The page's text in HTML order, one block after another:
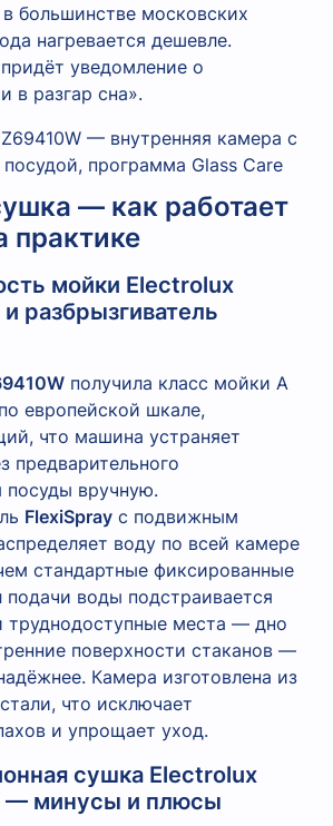
большинстве московских
нагревается дешевле.
уведомление о
в разгар сна».
— как работает
практике
мойки Electrolux
разбрызгиватель
получила класс мойки A
европейской шкале,
что машина устраняет
предварительного
посуды вручную.
FlexiSpray с подвижным
воду по всей камере
стандартные фиксированные
подачи воды подстраивается
труднодоступные места — дно
поверхности стаканов —
Камера изготовлена из
что исключает
и упрощает уход.
сушка Electrolux
— минусы и плюсы